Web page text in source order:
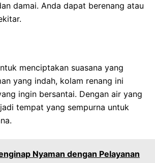
damai. Anda dapat berenang atau
menciptakan suasana yang
yang indah, kolam renang ini
ingin bersantai. Dengan air yang
tempat yang sempurna untuk
Nyaman dengan Pelayanan